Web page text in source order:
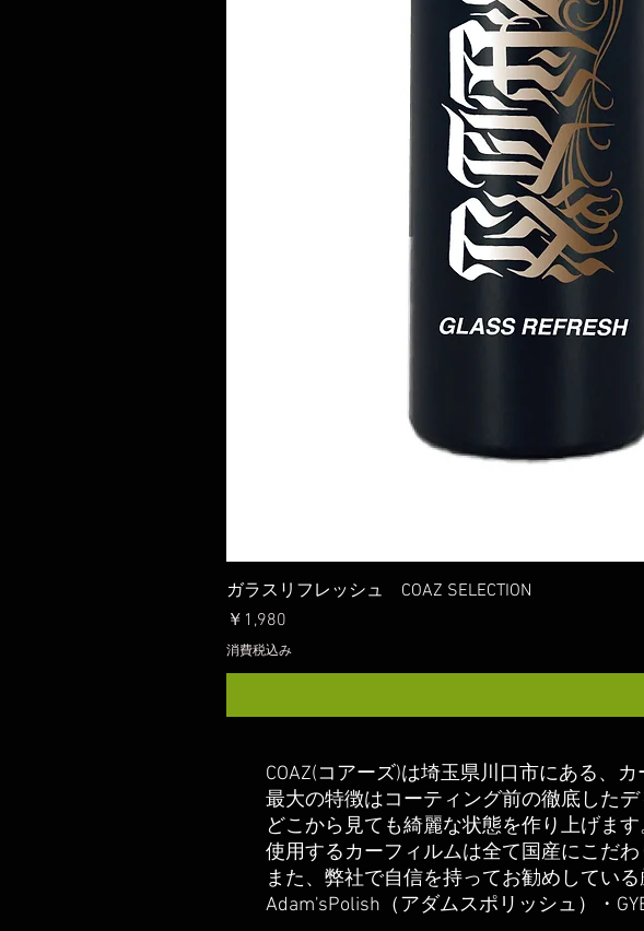
ガラスリフレッシュ COAZ SELECTION
価格
￥1,980
消費税込み
COAZ(コアーズ)は埼玉県川口市にある、
最大の特徴はコーティング前の徹底したデ
どこから見ても綺麗な状態を作り上げます
使用するカーフィルムは全て国産にこだ
また、弊社で自信を持ってお勧めしている
Adam'sPolish（アダムスポリッシュ）・